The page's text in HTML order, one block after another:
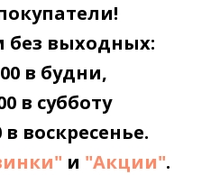
Новогодний: чай,
елочный шар, свеча
набор для творческого
без выходных:
в будни,
в субботу
в воскресенье.
и "Акции".